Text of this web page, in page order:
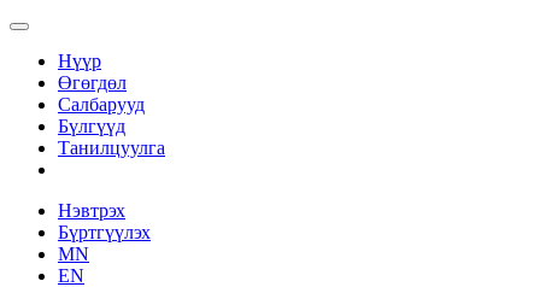
Нүүр
Өгөгдөл
Салбарууд
Бүлгүүд
Танилцуулга
Нэвтрэх
Бүртгүүлэх
MN
EN